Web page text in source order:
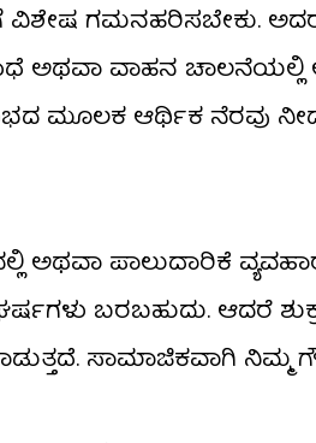
ಗಮನಹರಿಸಬೇಕು.
ಅಥವಾ ವಾಹನ ಚಾಲನೆಯಲ್ಲಿ
ಮೂಲಕ ಆರ್ಥಿಕ ನೆರವು
ಅಥವಾ ಪಾಲುದಾರಿಕೆ
ಬರಬಹುದು. ಆದರೆ
ಸಾಮಾಜಿಕವಾಗಿ ನಿಮ್ಮ